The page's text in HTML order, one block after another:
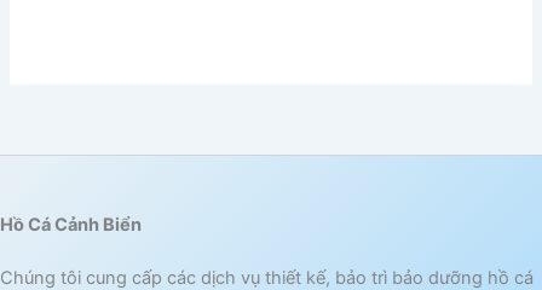
Hồ Cá Cảnh Biển
Chúng tôi cung cấp các dịch vụ thiết kế, bảo trì bảo dưỡng hồ cá